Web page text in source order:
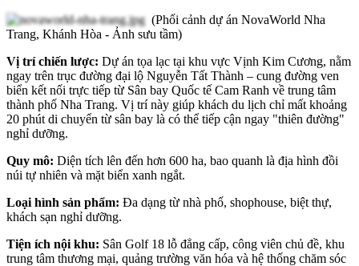
(Phối cảnh dự án NovaWorld Nha
Trang, Khánh Hòa - Ảnh sưu tầm)
Vị trí chiến lược: Dự án tọa lạc tại khu vực Vịnh Kim Cương, nằm
ngay trên trục đường đại lộ Nguyễn Tất Thành – cung đường ven
biển kết nối trực tiếp từ Sân bay Quốc tế Cam Ranh về trung tâm
thành phố Nha Trang. Vị trí này giúp khách du lịch chỉ mất khoảng
20 phút di chuyển từ sân bay là có thể tiếp cận ngay "thiên đường"
nghỉ dưỡng.
Quy mô: Diện tích lên đến hơn 600 ha, bao quanh là địa hình đồi
núi tự nhiên và mặt biển xanh ngắt.
Loại hình sản phẩm: Đa dạng từ nhà phố, shophouse, biệt thự,
khách sạn nghỉ dưỡng.
Tiện ích nội khu: Sân Golf 18 lỗ đẳng cấp, công viên chủ đề, khu
trung tâm thương mại, quảng trường văn hóa và hệ thống chăm sóc